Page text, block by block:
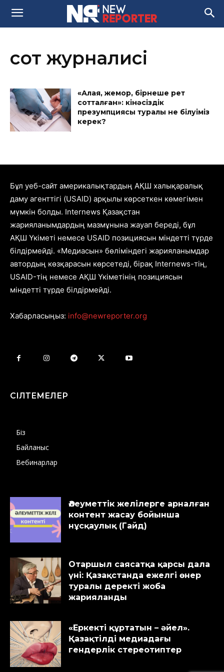
сот журналисі
«Алаяқ, жемқор, бірнеше рет
сотталған»: кінәсіздік
презумпциясы туралы не білуіміз
керек?
Бұл уеб-сайт америкалықтардың АҚШ халықаралық
даму агенттігі (USAID) арқылы көрсеткен көмегімен
мүмкін болды. Internews Қазақстан
жарияланымдардың мазмұнына жауап береді, бұл
АҚШ Үкіметі немесе USAID позициясын міндетті түрде
білдірмейді. «Медиасын» бөліміндегі жарияланымдар
автордың көзқарасын көрсетеді, бірақ Internews-тің,
USAID-тің немесе АҚШ Үкіметінің позициясын
міндетті түрде білдірмейді.
Хабарласыңыз: info@newreporter.org
СІЛТЕМЕЛЕР
Біз
Байланыс
Вебинарлар
Әлеуметтік желілерге арналған
контент жасау бойынша
нұсқаулық (Гайд)
Отаршыл саясатқа қарсы дала
үні: Қазақстанда ежелгі өнер
туралы деректі жоба
жарияланды
«Еркекті құртатын – әйел».
Қазақтілді медиадағы
гендерлік стереотиптер